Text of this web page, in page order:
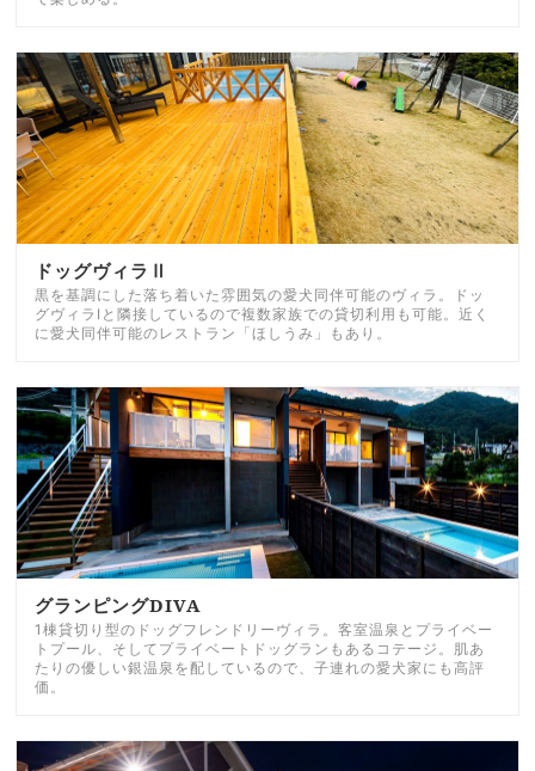
ドッグヴィラⅡ
黒を基調にした落ち着いた雰囲気の愛犬同伴可能のヴィラ。ドッ
グヴィラⅠと隣接しているので複数家族での貸切利用も可能。近く
に愛犬同伴可能のレストラン「ほしうみ」もあり。
グランピングDIVA
1棟貸切り型のドッグフレンドリーヴィラ。客室温泉とプライベー
トプール、そしてプライベートドッグランもあるコテージ。肌あ
たりの優しい銀温泉を配しているので、子連れの愛犬家にも高評
価。